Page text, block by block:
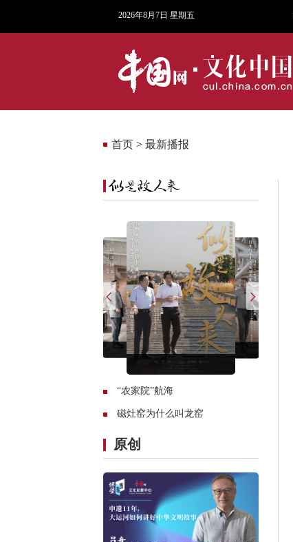
2026年8月7日 星期五
首页 > 最新播报
“农家院”航海
磁灶窑为什么叫龙窑
原创